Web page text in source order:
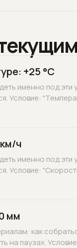
+25 °C
именно под эти
Условие:
ч
именно под эти
Условие:
мм
как
на паузах.